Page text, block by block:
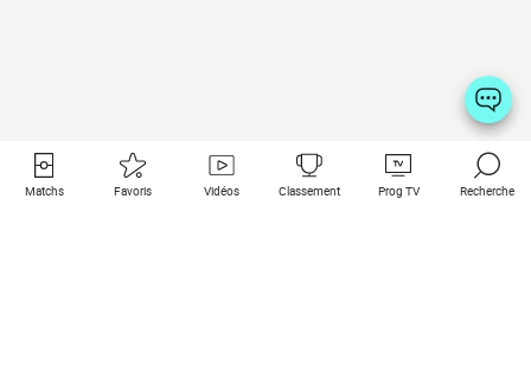
Matchs Favoris Vidéos Classement Prog TV Recherche